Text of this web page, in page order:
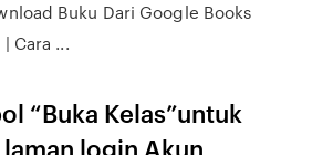
Buku Dari Google Books
Cara ...
“Buka Kelas”untuk
login Akun